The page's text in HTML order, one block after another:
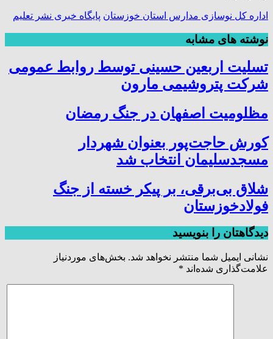
اداره کل نوسازی مدارس استان خوزستان پایگاه خبری نشر تعلیم
نوشته های مشابه
تسلیت اربعین حسینی توسط روابط عمومی
شرکت پتروشیمی مارون
مظلومیت اصفهان در جنگ رمضان
کورش حاجت‌پور بعنوان شهردار
مسجدسلیمان انتخاب شد
شلاق‌ بی‌برقی، بر پیکر خسته‌ از جنگ
فولادخوزستان
دیدگاهتان را بنویسید
نشانی ایمیل شما منتشر نخواهد شد. بخش‌های موردنیاز
علامت‌گذاری شده‌اند *